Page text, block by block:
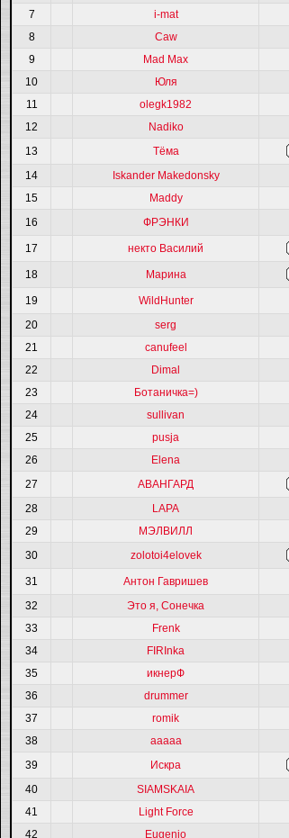
7
i-mat
8
Caw
9
Mad Max
10
Юля
11
olegk1982
12
Nadiko
13
Тёма
14
Iskander Makedonsky
15
Maddy
16
ФРЭНКИ
17 некто Василий
18 Марина
19 WildHunter
20
serg
21
canufeel
22
Dimal
23
Ботаничка=)
24
sullivan
25
pusja
26
Elena
27
АВАНГАРД
28
LAPA
29
МЭЛВИЛЛ
30
zolotoi4elovek
31 Антон Гавришев
32
Это я, Сонечка
33
Frenk
34
FIRInka
35
икнерФ
36
drummer
37
romik
38
ааааа
39
Искра
40
SIAMSKAIA
41
Light Force
42
Eugenio